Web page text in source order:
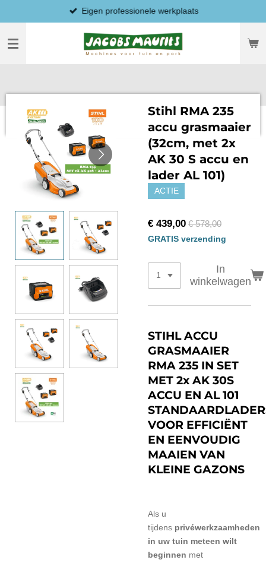
direct
naar
hoofdinhoud
Eigen professionele werkplaats
Stihl RMA 235
accu grasmaaier
(32cm, met 2x
AK 30 S accu en
lader AL 101)
ACTIE
€ 439,00 € 578,00
GRATIS verzending
In
winkelwagen
STIHL ACCU
GRASMAAIER
RMA 235 IN SET
MET 2x AK 30S
ACCU EN AL 101
VOOR EFFICIËNT
EN EENVOUDIG
MAAIEN VAN
KLEINE GAZONS
Als u
tijdens privéwerkzaamheden
in uw tuin meteen wilt
beginnen met